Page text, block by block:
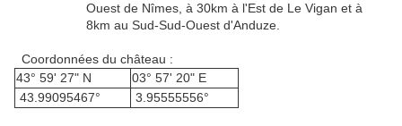
Ouest de Nîmes, à 30km à l'Est de Le Vigan et à
8km au Sud-Sud-Ouest d'Anduze.
Coordonnées du château :
43° 59' 27" N
03° 57' 20" E
43.99095467°
3.95555556°